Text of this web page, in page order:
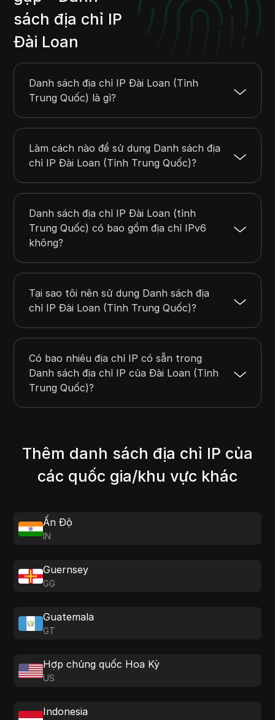
20.157.187.0
20.157.188.255
20.157.192.0
sách địa chỉ IP
Đài Loan
Danh sách địa chỉ IP Đài Loan (Tỉnh
Trung Quốc) là gì?
Làm cách nào để sử dụng Danh sách địa
chỉ IP Đài Loan (Tỉnh Trung Quốc)?
Danh sách địa chỉ IP Đài Loan (tỉnh
Trung Quốc) có bao gồm địa chỉ IPv6
không?
Tại sao tôi nên sử dụng Danh sách địa
chỉ IP Đài Loan (Tỉnh Trung Quốc)?
Có bao nhiêu địa chỉ IP có sẵn trong
Danh sách địa chỉ IP của Đài Loan (Tỉnh
Trung Quốc)?
Thêm danh sách địa chỉ IP của
các quốc gia/khu vực khác
Ấn Độ
IN
Guernsey
GG
Guatemala
GT
Hợp chủng quốc Hoa Kỳ
US
Indonesia